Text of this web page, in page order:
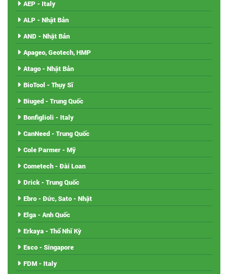
AEP - Italy
ALP - Nhật Bản
AND - Nhật Bản
Apageo, Geotech, HMP
Atago - Nhật Bản
BioTool - Thụy Sĩ
Biuged - Trung Quốc
Bonfiglioli - Italy
CanNeed - Trung Quốc
Cole Parmer - Mỹ
Cometech - Đài Loan
Drick - Trung Quốc
Ebro - Đức, Sato - Nhật
Elga - Anh Quốc
Erkaya - Thổ Nhĩ Kỳ
Esco - Singapore
FDM - Italy